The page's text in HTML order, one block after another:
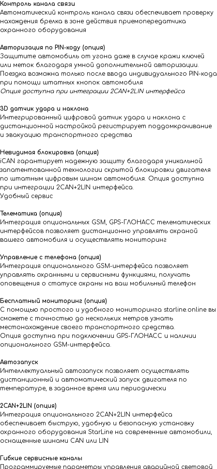
Контроль канала связи
Автоматический контроль канала связи обеспечивает проверку
нахождения брелка в зоне действия приемопередатчика
охранного оборудования
Авторизация по PIN-коду (опция)
Защитите автомобиль от угона даже в случае кражи ключей
или меток благодаря умной дополнительной авторизации.
Поездка возможна только после ввода индивидуального PIN-кода
при помощи штатных кнопок автомобиля
Опция доступна при интеграции 2CAN+2LIN интерфейса
3D датчик удара и наклона
Интегрированный цифровой датчик удара и наклона с
дистанционной настройкой регистрирует поддомкрачивание
и эвакуацию транспортного средства
Невидимая блокировка (опция)
iCAN гарантирует надежную защиту благодаря уникальной
запатентованной технологии скрытой блокировки двигателя
по штатным цифровым шинам автомобиля. Опция доступна
при интеграции 2CAN+2LIN интерфейса.
Удобный сервис
Телематика (опция)
Интеграция опциональных GSM, GPS-ГЛОНАСС телематических
интерфейсов позволяет дистанционно управлять охраной
вашего автомобиля и осуществлять мониторинг
Управление с телефона (опция)
Интеграция опционального GSM-интерфейса позволяет
управлять охранными и сервисными функциями, получать
оповещения о статусе охраны на ваш мобильный телефон
Бесплатный мониторинг (опция)
С помощью простого и удобного мониторинга starline.online вы
сможете с точностью до нескольких метров узнать
местонахождение своего транспортного средства.
Опция доступна при подключении GPS-ГЛОНАСС и наличии
опционального GSM-интерфейса.
Автозапуск
Интеллектуальный автозапуск позволяет осуществлять
дистанционный и автоматический запуск двигателя по
температуре, в заданное время или периодически
2CAN+2LIN (опция)
Интеграция опционального 2CAN+2LIN интерфейса
обеспечивает быструю, удобную и безопасную установку
охранного оборудования StarLine на современные автомобили,
оснащенные шинами CAN или LIN
Гибкие сервисные каналы
Программируемые параметры управления аварийной световой